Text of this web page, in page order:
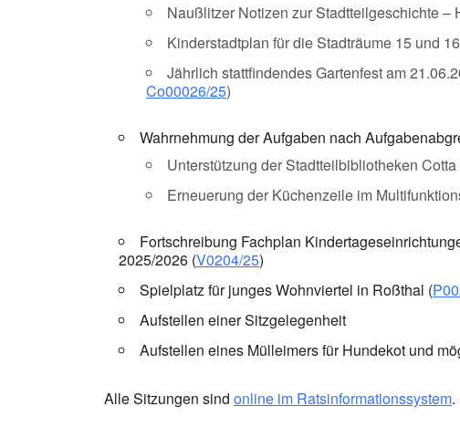
Naußlitzer Notizen zur Stadtteilgeschichte –
Kinderstadtplan für die Stadträume 15 und
Jährlich stattfindendes Gartenfest am
Co00026/25)
Wahrnehmung der Aufgaben nach
Unterstützung der Stadtteilbibliotheken
Erneuerung der Küchenzeile im
Fortschreibung Fachplan
2025/2026 (V0204/25)
Spielplatz für junges Wohnviertel in Roßthal (
Aufstellen einer Sitzgelegenheit
Aufstellen eines Mülleimers für Hundekot und
Alle Sitzungen sind online im Ratsinformationssystem.